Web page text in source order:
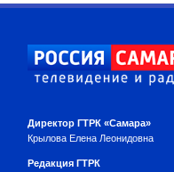
Директор ГТРК «Самара»
Крылова Елена Леонидовна
Редакция ГТРК